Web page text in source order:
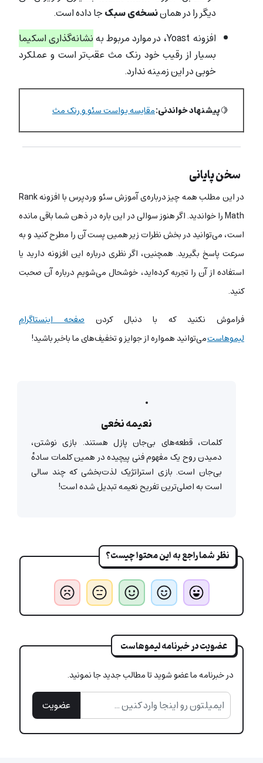
دیگر را در هماننسخه‌ی سبکجا داده است.
افزونه Yoast، در موارد مربوط به
نشانه‌گذاری اسکیما
بسیار از رقیب خود رنک مث عقب‌تر است و عملکرد
خوبی در این زمینه ندارد.
🍋پیشنهاد خواندنی:مقایسه یواست سئو و رنک مث
سخن پایانی
در این مطلب همه چیز درباره‌ی آموزش سئو وردپرس با افزونه Rank
Math را خواندید. اگر هنوز سوالی در این باره در ذهن شما باقی مانده
است، می‌توانید در بخش نظرات زیر همین پست آن را مطرح کنید و به
سرعت پاسخ بگیرید. همچنین، اگر نظری درباره این افزونه دارید یا
استفاده از آن را تجربه کرده‌اید، خوشحال می‌شویم درباره آن صحبت
کنید.
فراموش نکنید که با دنبال کردنصفحه اینستاگرام
لیموهاستمی‌توانید همواره از جوایز و تخفیف‌های ما باخبر باشید!
نعیمه نخعی
کلمات، قطعه‌های بی‌جان پازل هستند. بازی نوشتن،
دمیدن روح یک مفهوم فنی پیچیده در همین کلمات سادهٔ
بی‌جان است. بازی استراتژیک لذت‌بخشی که چند سالی
است به اصلی‌ترین تفریح نعیمه تبدیل شده است!
نظر شما راجع به این محتوا چیست؟
عضویت در خبرنامه لیموهاست
در خبرنامه ما عضو شوید تا مطالب جدید جا نمونید.
عضویت